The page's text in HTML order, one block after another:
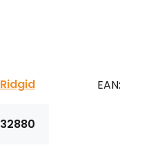
Ridgid
32880
EAN: